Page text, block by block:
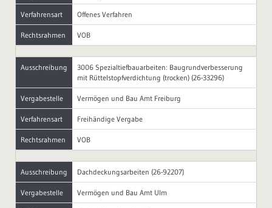
Verfahrensart Offenes Verfahren
Rechtsrahmen VOB
Ausschreibung
3006 Spezialtiefbauarbeiten: Baugrundverbesserung
mit Rüttelstopfverdichtung (trocken) (26-33296)
Vergabestelle Vermögen und Bau Amt Freiburg
Verfahrensart Freihändige Vergabe
Rechtsrahmen VOB
Ausschreibung Dachdeckungsarbeiten (26-92207)
Vergabestelle Vermögen und Bau Amt Ulm